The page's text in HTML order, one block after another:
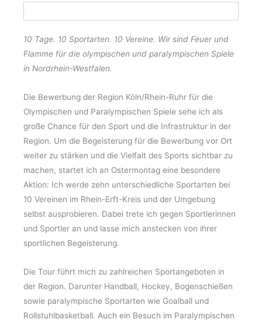
10 Tage. 10 Sportarten. 10 Vereine. Wir sind Feuer und
Flamme für die olympischen und paralympischen Spiele
in Nordrhein-Westfalen.
Die Bewerbung der Region Köln/Rhein-Ruhr für die
Olympischen und Paralympischen Spiele sehe ich als
große Chance für den Sport und die Infrastruktur in der
Region. Um die Begeisterung für die Bewerbung vor Ort
weiter zu stärken und die Vielfalt des Sports sichtbar zu
machen, startet ich an Ostermontag eine besondere
Aktion: Ich werde zehn unterschiedliche Sportarten bei
10 Vereinen im Rhein-Erft-Kreis und der Umgebung
selbst ausprobieren. Dabei trete ich gegen Sportlerinnen
und Sportler an und lasse mich anstecken von ihrer
sportlichen Begeisterung.
Die Tour führt mich zu zahlreichen Sportangeboten in
der Region. Darunter Handball, Hockey, Bogenschießen
sowie paralympische Sportarten wie Goalball und
Rollstuhlbasketball. Auch ein Besuch im Paralympischen